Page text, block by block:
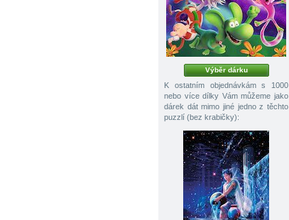
Výběr dárku
K ostatním objednávkám s 1000
nebo více dílky Vám můžeme jako
dárek dát mimo jiné jedno z těchto
puzzlí (bez krabičky):